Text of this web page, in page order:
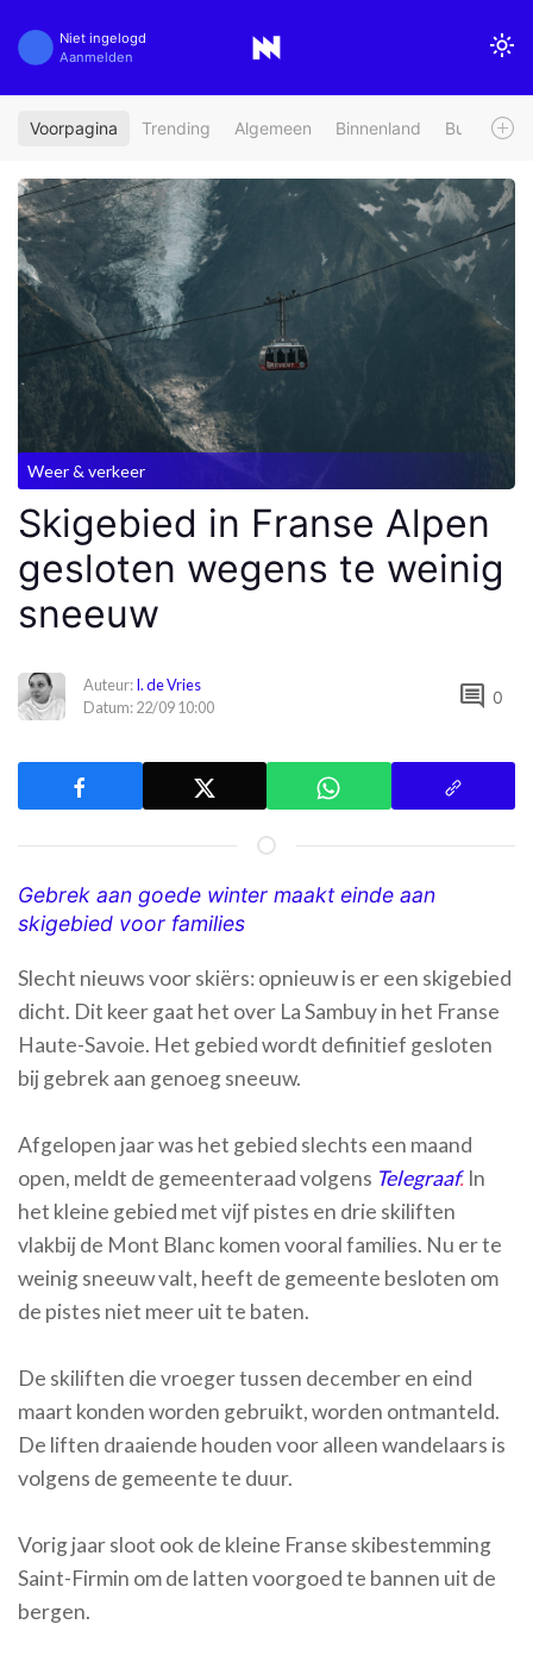
Niet ingelogd
Aanmelden
Voorpagina Trending Algemeen Binnenland Buitenland
Weer & verkeer
Skigebied in Franse Alpen
gesloten wegens te weinig
sneeuw
Auteur:I. de Vries
Datum: 22/09 10:00
comment 0
Gebrek aan goede winter maakt einde aan
skigebied voor families
Slecht nieuws voor skiërs: opnieuw is er een skigebied
dicht. Dit keer gaat het over La Sambuy in het Franse
Haute-Savoie. Het gebied wordt definitief gesloten
bij gebrek aan genoeg sneeuw.
Afgelopen jaar was het gebied slechts een maand
open, meldt de gemeenteraad volgens Telegraaf. In
het kleine gebied met vijf pistes en drie skiliften
vlakbij de Mont Blanc komen vooral families. Nu er te
weinig sneeuw valt, heeft de gemeente besloten om
de pistes niet meer uit te baten.
De skiliften die vroeger tussen december en eind
maart konden worden gebruikt, worden ontmanteld.
De liften draaiende houden voor alleen wandelaars is
volgens de gemeente te duur.
Vorig jaar sloot ook de kleine Franse skibestemming
Saint-Firmin om de latten voorgoed te bannen uit de
bergen.